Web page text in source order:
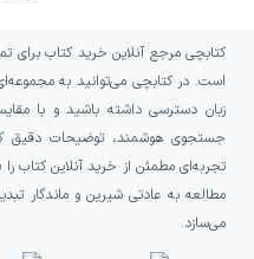
کتابچی مرجع آنلاین خرید کتاب برای
است. در کتابچی می‌توانید به
زبان دسترسی داشته باشید و با
جستجوی هوشمند، توضیحات دقیق
تجربه‌ای مطمئن از خرید آنلاین کتاب
مطالعه به عادتی شیرین و ماندگار
می‌سازد.